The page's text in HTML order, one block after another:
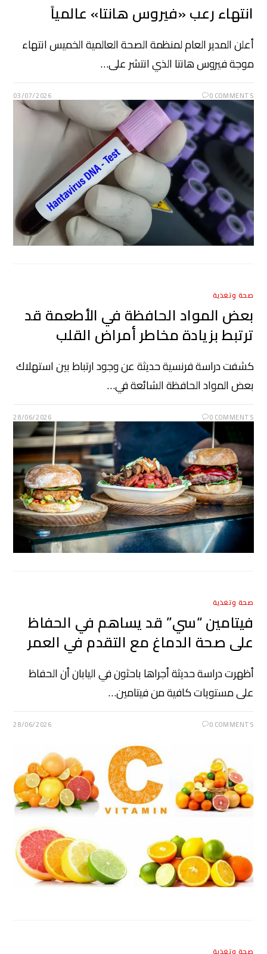
انتهاء رعب «فيروس هانتا» عالمياً
أعلن المدير العام لمنظمة الصحة العالمية الخميس انتهاء
موجة فيروس هانتا الذي انتشر على…
0 COMMENTS
03/07/2026
صحة وتغذية
بعض المواد الحافظة في الأطعمة قد
ترتبط بزيادة مخاطر أمراض القلب
كشفت دراسة فرنسية حديثة عن وجود ارتباط بين استهلاك
بعض المواد الحافظة الشائعة في…
0 COMMENTS
28/06/2026
صحة وتغذية
فيتامين “سي” قد يساهم في الحفاظ
على صحة الدماغ مع التقدم في العمر
أظهرت دراسة حديثة أجراها باحثون في اليابان أن الحفاظ
على مستويات كافية من فيتامين…
0 COMMENTS
28/06/2026